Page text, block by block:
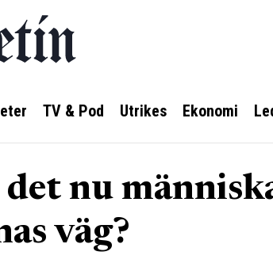
TV & Pod Utrikes Ekonomi
det nu
väg?